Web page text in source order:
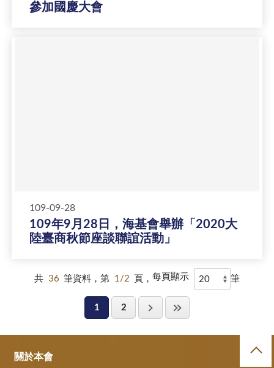
參加國慶大會
109-09-28
109年9月28日，海基會舉辦「2020大
陸臺商秋節座談聯誼活動」
共 36 筆資料，第 1/2 頁， 每頁顯示 筆
1 2
關於本會